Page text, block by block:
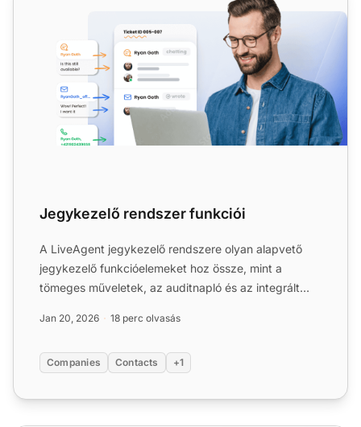
Jegykezelő rendszer funkciói
A LiveAgent jegykezelő rendszere olyan alapvető
jegykezelő funkcióelemeket hoz össze, mint a
tömeges műveletek, az auditnapló és az integrált
Jan 20, 2026 18 perc olvasás
Companies Contacts +1